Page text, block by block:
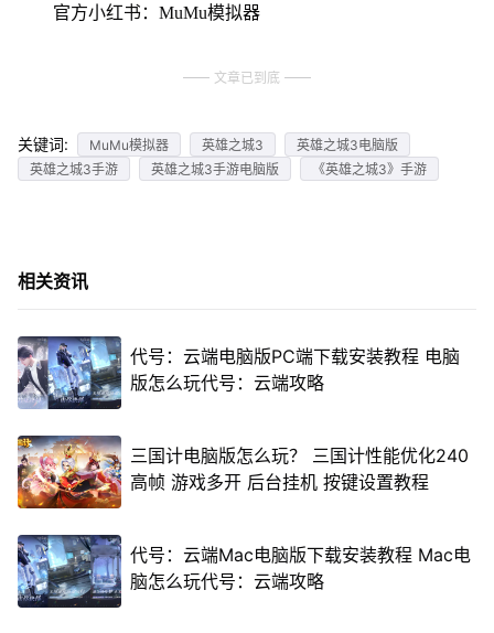
官方小红书：MuMu模拟器
文章已到底
关键词: MuMu模拟器 英雄之城3
英雄之城3电脑版
英雄之城3手游
英雄之城3手游电脑版 《英雄之城3》手游
相关资讯
代号：云端电脑版PC端下载安装教程 电脑
版怎么玩代号：云端攻略
三国计电脑版怎么玩？ 三国计性能优化240
高帧 游戏多开 后台挂机 按键设置教程
代号：云端Mac电脑版下载安装教程 Mac电
脑怎么玩代号：云端攻略